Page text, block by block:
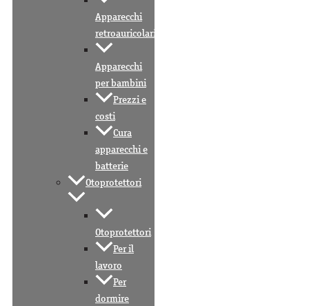
Apparecchi
retroauricolari
Apparecchi
per bambini
Prezzi e
costi
Cura
apparecchi e
batterie
Otoprotettori
Otoprotettori
Per il
lavoro
Per
dormire